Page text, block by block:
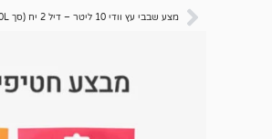
מצע שבבי עץ וודי 10 ליטר – דיל 2 יח (סך 20L) 📦